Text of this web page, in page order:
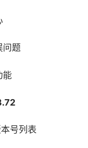
题
能
号列表